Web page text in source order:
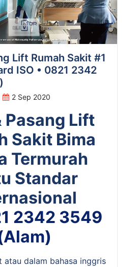
Lift Rumah Sakit #1
ISO • 0821 2342
2 Sep 2020
Pasang Lift
Sakit Bima
Termurah
Standar
2342 3549
atau dalam bahasa inggris